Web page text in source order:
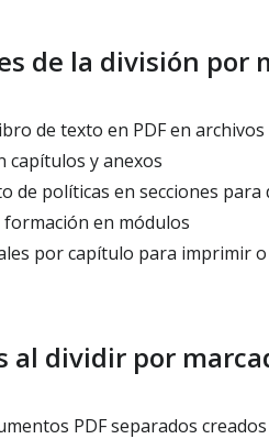
de la división por
de texto en PDF en
capítulos y anexos
de políticas en secciones
en módulos
por capítulo para imprimir
al dividir por
PDF separados